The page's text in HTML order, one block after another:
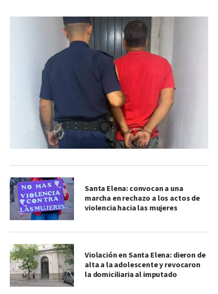
Santa Elena: convocan a una
marcha en rechazo a los actos de
violencia hacia las mujeres
Violación en Santa Elena: dieron de
alta a la adolescente y revocaron
la domiciliaria al imputado